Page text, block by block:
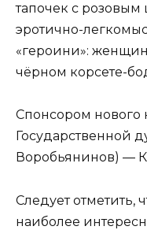
тапочек с
эротично-
«героини»:
чёрном корсете-
Спонсором нового
Государственной
Воробьянинов) —
Следует отметить,
наиболее